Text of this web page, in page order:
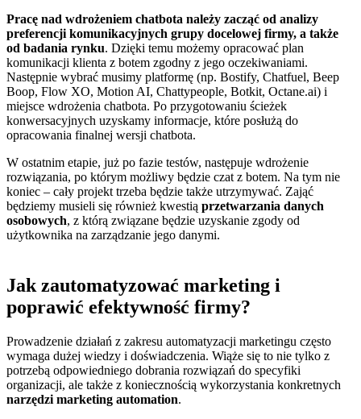
Pracę nad wdrożeniem chatbota należy zacząć od analizy
preferencji komunikacyjnych grupy docelowej firmy, a także
od badania rynku. Dzięki temu możemy opracować plan
komunikacji klienta z botem zgodny z jego oczekiwaniami.
Następnie wybrać musimy platformę (np. Bostify, Chatfuel, Beep
Boop, Flow XO, Motion AI, Chattypeople, Botkit, Octane.ai) i
miejsce wdrożenia chatbota. Po przygotowaniu ścieżek
konwersacyjnych uzyskamy informacje, które posłużą do
opracowania finalnej wersji chatbota.
W ostatnim etapie, już po fazie testów, następuje wdrożenie
rozwiązania, po którym możliwy będzie czat z botem. Na tym nie
koniec – cały projekt trzeba będzie także utrzymywać. Zająć
będziemy musieli się również kwestią przetwarzania danych
osobowych, z którą związane będzie uzyskanie zgody od
użytkownika na zarządzanie jego danymi.
Jak zautomatyzować marketing i
poprawić efektywność firmy?
Prowadzenie działań z zakresu automatyzacji marketingu często
wymaga dużej wiedzy i doświadczenia. Wiąże się to nie tylko z
potrzebą odpowiedniego dobrania rozwiązań do specyfiki
organizacji, ale także z koniecznością wykorzystania konkretnych
narzędzi marketing automation.